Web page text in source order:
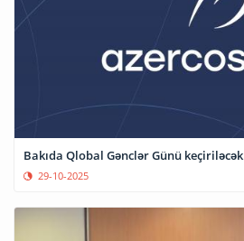
Bakıda Qlobal Gənclər Günü keçiriləcək
29-10-2025